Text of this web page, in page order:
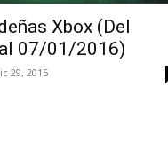
Xbox (Del
07/01/2016)
29, 2015